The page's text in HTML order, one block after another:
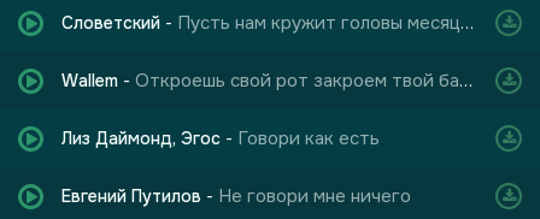
Словетский - Пусть нам кружит головы месяц май
Wallem - Откроешь свой рот закроем твой базар
Лиз Даймонд, Эгос - Говори как есть
Евгений Путилов - Не говори мне ничего